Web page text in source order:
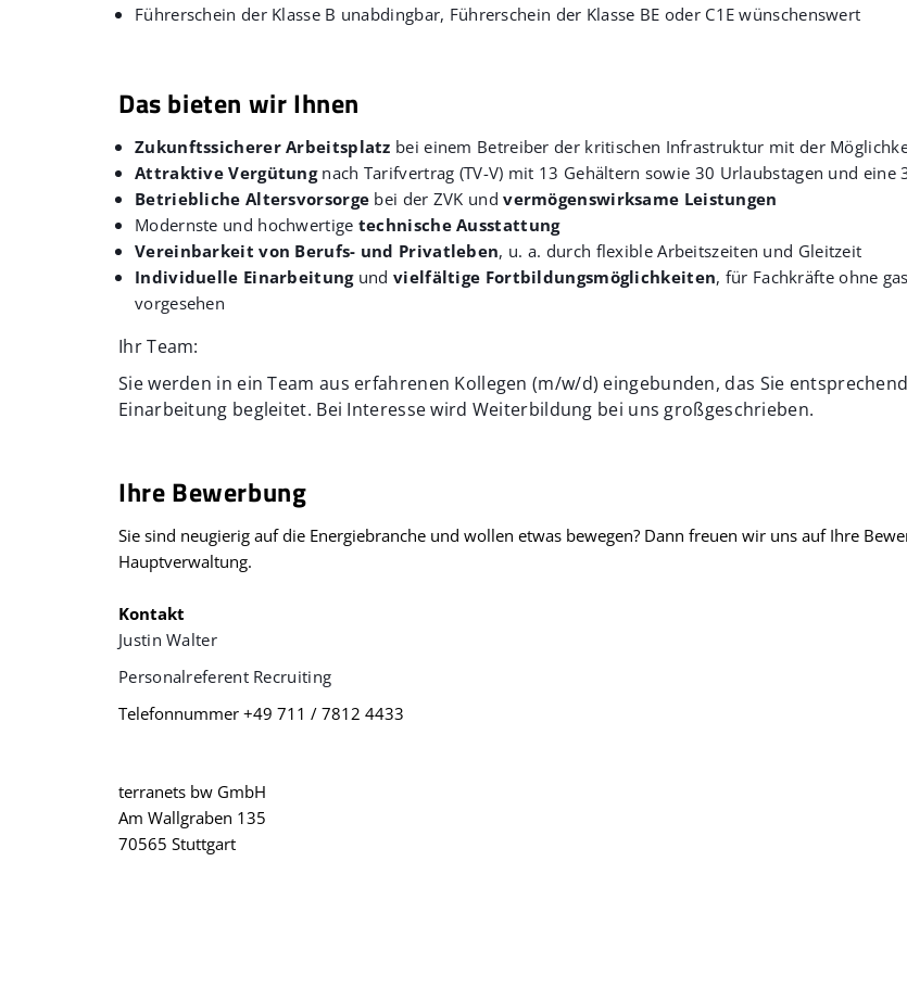
Führerschein der Klasse B unabdingbar, Führerschein der Klasse BE oder C1E wünschenswert
Das bieten wir Ihnen
Zukunftssicherer Arbeitsplatz bei einem Betreiber der kritischen Infrastruktur mit der
Attraktive Vergütungnach Tarifvertrag (TV-V) mit 13 Gehältern sowie 30 Urlaubstagen und eine
Betriebliche Altersvorsorge bei der ZVK undvermögenswirksame Leistungen
Modernste und hochwertige technische Ausstattung
Vereinbarkeit von Berufs- und Privatleben, u. a. durch flexible Arbeitszeiten und Gleitzeit
Individuelle Einarbeitungund vielfältige Fortbildungsmöglichkeiten, für Fachkräfte ohne
vorgesehen
Ihr Team:
Sie werden in ein Team aus erfahrenen Kollegen (m/w/d) eingebunden, das Sie
Einarbeitung begleitet. Bei Interesse wird Weiterbildung bei uns großgeschrieben.
Ihre Bewerbung
Sie sind neugierig auf die Energiebranche und wollen etwas bewegen? Dann freuen wir uns auf Ihre
Hauptverwaltung.
Kontakt
Justin Walter
Personalreferent Recruiting
Telefonnummer +49 711 / 7812 4433
terranets bw GmbH
Am Wallgraben 135
70565 Stuttgart